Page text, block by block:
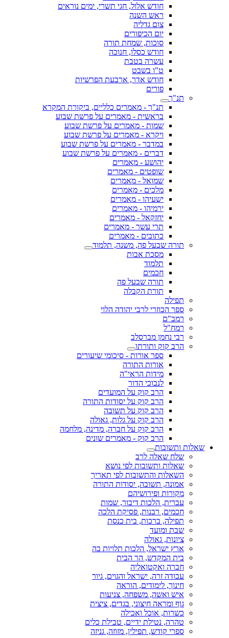
חודש אלול, חגי תשרי, ימים נוראים
ראש השנה
צום גדליה
יום הכיפורים
סוכות, שמחת תורה
חודש כסלו, חנוכה
עשרה בטבת
ט"ו בשבט
חודש אדר, ארבעת הפרשיות
פורים
תנ"ך
תנ"ך - מאמרים כלליים, ביקורת המקרא
בראשית - מאמרים על פרשת שבוע
שמות - מאמרים על פרשת שבוע
ויקרא - מאמרים על פרשת שבוע
במדבר - מאמרים על פרשת שבוע
דברים - מאמרים על פרשת שבוע
יהושע - מאמרים
שופטים - מאמרים
שמואל - מאמרים
מלכים - מאמרים
ישעיהו - מאמרים
ירמיהו - מאמרים
יחזקאל - מאמרים
תרי עשר - מאמרים
כתובים - מאמרים
תורה שבעל פה, משנה, תלמוד
מסכת אבות
תלמוד
חכמים
תורה שבעל פה
תורת הקבלה
תפילה
ספר הכוזרי לרבי יהודה הלוי
רמב"ם
רמח"ל
רבי נחמן מברסלב
הרב קוק ותורתו
ספר אורות - סיכומי שיעורים
אורות התורה
מידות הראי"ה
לנבוכי הדור
הרב קוק על המועדים
הרב קוק על יסודות התורה
הרב קוק על תשובה
הרב קוק על גלות, גאולה
הרב קוק על חברה, מדינה, מלחמה
הרב קוק - מאמרים שונים
שאלות ותשובות
שלח שאלה לרב
שאלות ותשובות לפי נושא
השאלות והתשובות לפי תאריך
אמונה, תשובה, יסודות התורה
מקורות ופירושיהם
עברית, הלכות דיבור, שמות
חכמים, רבנות, פסיקת הלכה
תפילה, ברכות, בית כנסת
שבת ומועד
ציונות, גאולה
ארץ ישראל, הלכות תלויות בה
בית המקדש, הר הבית
חברה ואקטואליה
עבודה זרה, ישראל והגוים, גיור
חינוך, לימודים, הוראה
איש ואשה, משפחה, צניעות
גוף ומראה חיצוני, בגדים, ציצית
כשרות, אוכל ואכילה
טהרה, נטילת ידיים, טבילת כלים
ספרי קודש, תפילין, מזוזה, גניזה